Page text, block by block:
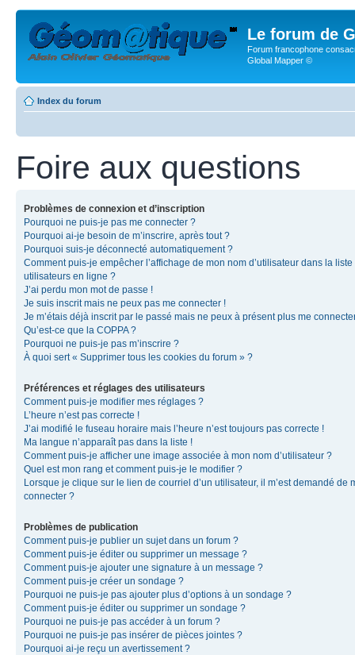
Le forum de
Forum francophone
Global Mapper ©
Index du forum
Foire aux questions
Problèmes de connexion et d’inscription
Pourquoi ne puis-je pas me connecter ?
Pourquoi ai-je besoin de m’inscrire, après tout ?
Pourquoi suis-je déconnecté automatiquement ?
Comment puis-je empêcher l’affichage de mon nom d’utilisateur dans la liste
utilisateurs en ligne ?
J’ai perdu mon mot de passe !
Je suis inscrit mais ne peux pas me connecter !
Je m’étais déjà inscrit par le passé mais ne peux à présent plus me
Qu’est-ce que la COPPA ?
Pourquoi ne puis-je pas m’inscrire ?
À quoi sert « Supprimer tous les cookies du forum » ?
Préférences et réglages des utilisateurs
Comment puis-je modifier mes réglages ?
L’heure n’est pas correcte !
J’ai modifié le fuseau horaire mais l’heure n’est toujours pas correcte !
Ma langue n’apparaît pas dans la liste !
Comment puis-je afficher une image associée à mon nom d’utilisateur ?
Quel est mon rang et comment puis-je le modifier ?
Lorsque je clique sur le lien de courriel d’un utilisateur, il m’est demandé de
connecter ?
Problèmes de publication
Comment puis-je publier un sujet dans un forum ?
Comment puis-je éditer ou supprimer un message ?
Comment puis-je ajouter une signature à un message ?
Comment puis-je créer un sondage ?
Pourquoi ne puis-je pas ajouter plus d’options à un sondage ?
Comment puis-je éditer ou supprimer un sondage ?
Pourquoi ne puis-je pas accéder à un forum ?
Pourquoi ne puis-je pas insérer de pièces jointes ?
Pourquoi ai-je reçu un avertissement ?